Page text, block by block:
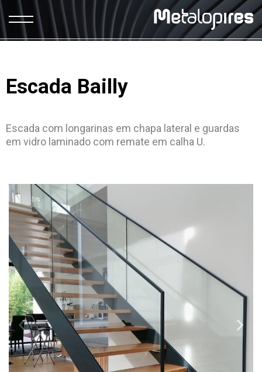
Escada Bailly
Escada com longarinas em chapa lateral e guardas
em vidro laminado com remate em calha U.